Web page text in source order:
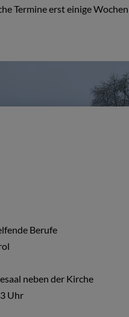
Termine erst einige
Berufe
neben der Kirche
Uhr